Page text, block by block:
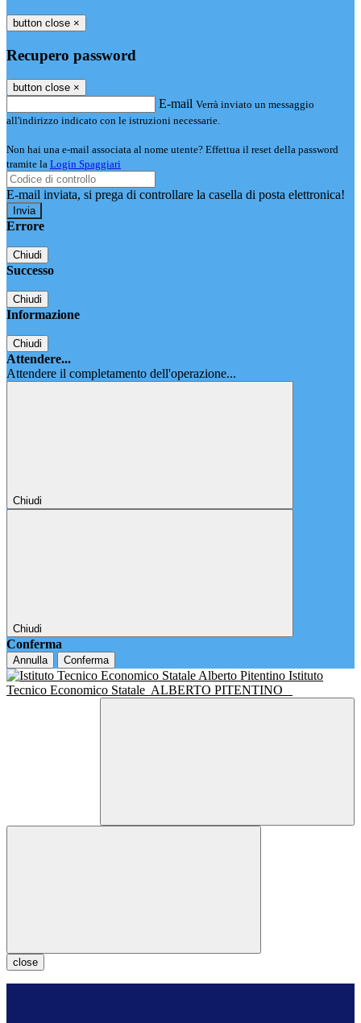
button close ×
Recupero password
button close ×
E-mail Verrà inviato un messaggio
all'indirizzo indicato con le istruzioni necessarie.
Non hai una e-mail associata al nome utente? Effettua il reset della password
tramite la Login Spaggiari
E-mail inviata, si prega di controllare la casella di posta elettronica!
Errore
Chiudi
Successo
Chiudi
Informazione
Chiudi
Attendere...
Attendere il completamento dell'operazione...
Chiudi
Chiudi
Conferma
Annulla Conferma
Istituto
Tecnico Economico Statale ALBERTO PITENTINO
close